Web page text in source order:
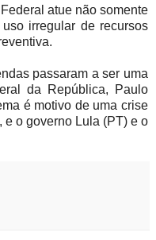
atue não somente
irregular de recursos
passaram a ser uma
da República, Paulo
é motivo de uma crise
e o governo Lula (PT) e o